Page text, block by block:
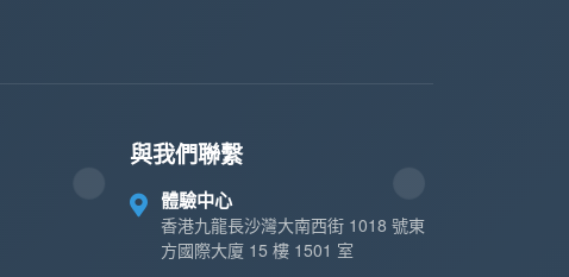
與我們聯繫
體驗中心
香港九龍長沙灣大南西街 1018 號東
方國際大廈 15 樓 1501 室